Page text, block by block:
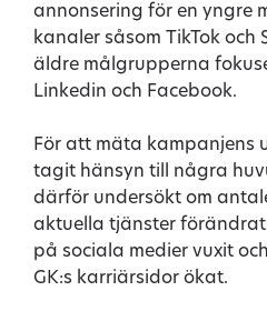
annonsering för en yngre
kanaler såsom TikTok och
äldre målgrupperna
Linkedin och Facebook.
För att mäta kampanjens
tagit hänsyn till några
därför undersökt om
aktuella tjänster
på sociala medier vuxit
GK:s karriärsidor ökat.